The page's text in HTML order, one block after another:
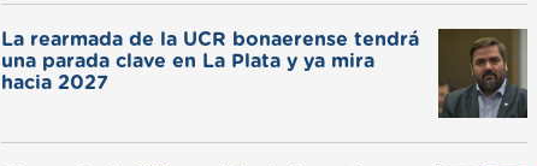
La rearmada de la UCR bonaerense tendrá
una parada clave en La Plata y ya mira
hacia 2027